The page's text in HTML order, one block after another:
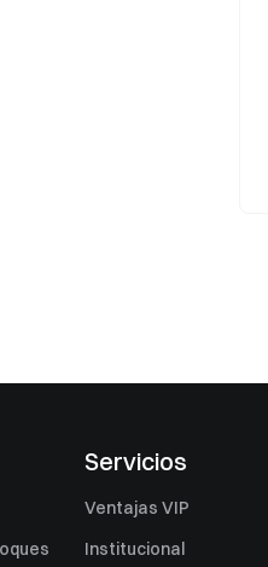
Servicios
Ventajas VIP
Institucional